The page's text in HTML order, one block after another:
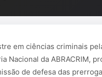
em ciências criminais
Nacional da ABRACRIM,
de defesa das